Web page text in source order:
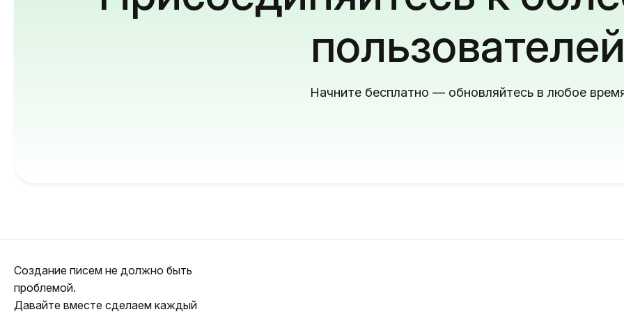
Начните бесплатно — обновляйтесь в любое
Создание писем не должно быть
проблемой.
Давайте вместе сделаем каждый